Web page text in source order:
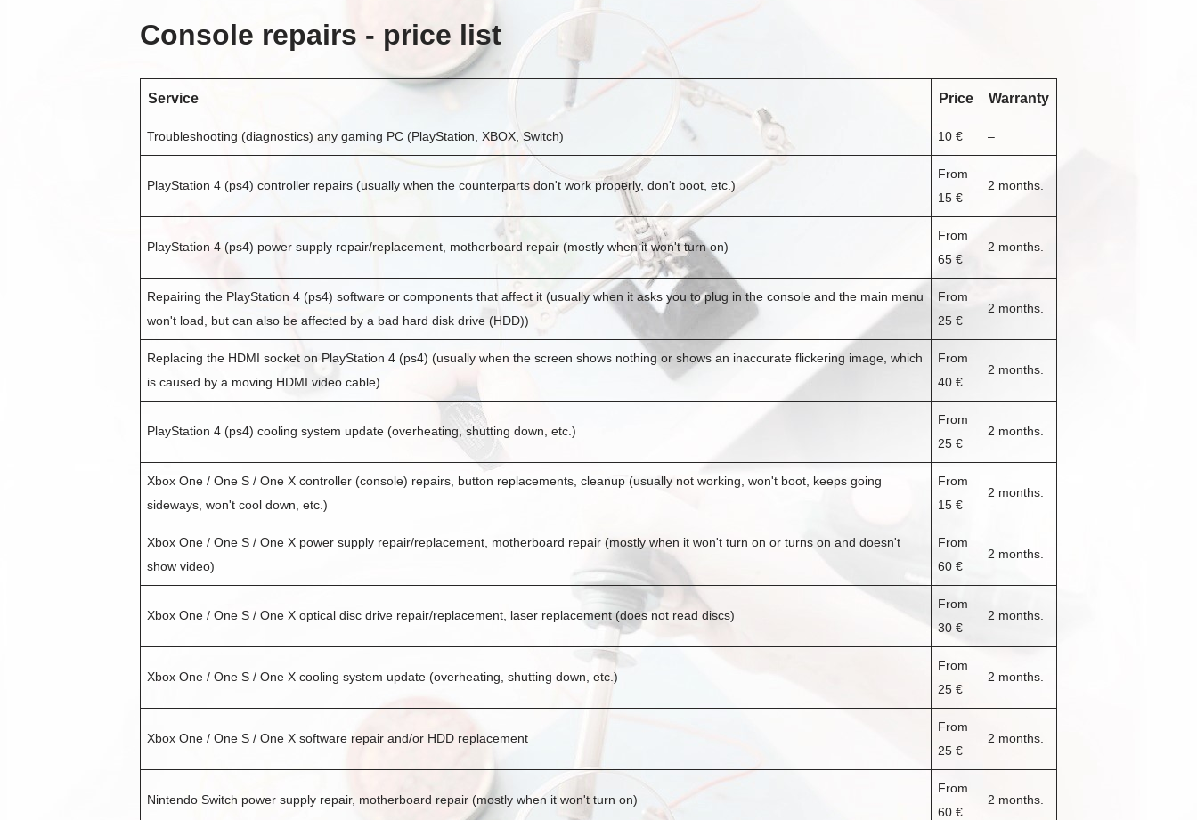
Console repairs - price list
Service Price Warranty
Troubleshooting (diagnostics) any gaming PC (PlayStation, XBOX, Switch) 10 € –
PlayStation 4 (ps4) controller repairs (usually when the counterparts don't work properly, don't boot, etc.)
From
15 €
2 months.
PlayStation 4 (ps4) power supply repair/replacement, motherboard repair (mostly when it won't turn on)
From
65 €
2 months.
Repairing the PlayStation 4 (ps4) software or components that affect it (usually when it asks you to plug in the console and the main menu
won't load, but can also be affected by a bad hard disk drive (HDD))
From
25 €
2 months.
Replacing the HDMI socket on PlayStation 4 (ps4) (usually when the screen shows nothing or shows an inaccurate flickering image, which
is caused by a moving HDMI video cable)
From
40 €
2 months.
PlayStation 4 (ps4) cooling system update (overheating, shutting down, etc.)
From
25 €
2 months.
Xbox One / One S / One X controller (console) repairs, button replacements, cleanup (usually not working, won't boot, keeps going
sideways, won't cool down, etc.)
From
15 €
2 months.
Xbox One / One S / One X power supply repair/replacement, motherboard repair (mostly when it won't turn on or turns on and doesn't
show video)
From
60 €
2 months.
Xbox One / One S / One X optical disc drive repair/replacement, laser replacement (does not read discs)
From
30 €
2 months.
Xbox One / One S / One X cooling system update (overheating, shutting down, etc.)
From
25 €
2 months.
Xbox One / One S / One X software repair and/or HDD replacement
From
25 €
2 months.
Nintendo Switch power supply repair, motherboard repair (mostly when it won't turn on)
From
60 €
2 months.